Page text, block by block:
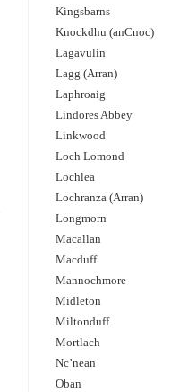
Kingsbarns
Knockdhu (anCnoc)
Lagavulin
Lagg (Arran)
Laphroaig
Lindores Abbey
Linkwood
Loch Lomond
Lochlea
Lochranza (Arran)
Longmorn
Macallan
Macduff
Mannochmore
Midleton
Miltonduff
Mortlach
Nc’nean
Oban